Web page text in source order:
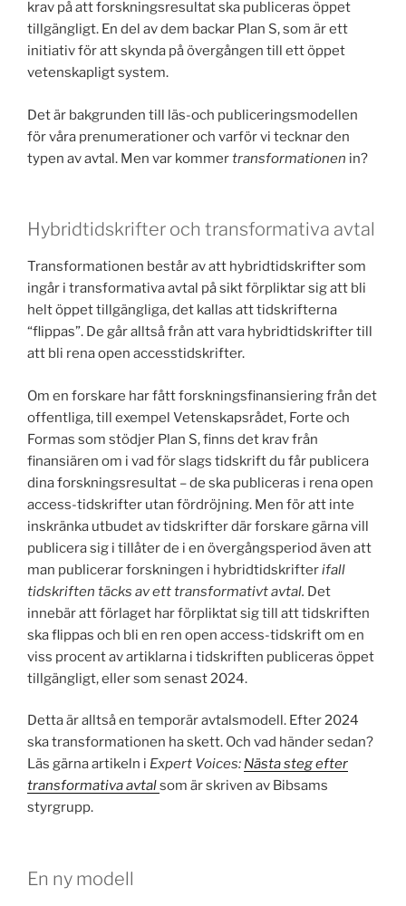
krav på att forskningsresultat ska publiceras öppet
tillgängligt. En del av dem backar Plan S, som är ett
initiativ för att skynda på övergången till ett öppet
vetenskapligt system.
Det är bakgrunden till läs-och publiceringsmodellen
för våra prenumerationer och varför vi tecknar den
typen av avtal. Men var kommertransformationen in?
Hybridtidskrifter och transformativa avtal
Transformationen består av att hybridtidskrifter som
ingår i transformativa avtal på sikt förpliktar sig att bli
helt öppet tillgängliga, det kallas att tidskrifterna
“flippas”. De går alltså från att vara hybridtidskrifter till
att bli rena open accesstidskrifter.
Om en forskare har fått forskningsfinansiering från det
offentliga, till exempel Vetenskapsrådet, Forte och
Formas som stödjer Plan S, finns det krav från
finansiären om i vad för slags tidskrift du får publicera
dina forskningsresultat – de ska publiceras i rena open
access-tidskrifter utan fördröjning. Men för att inte
inskränka utbudet av tidskrifter där forskare gärna vill
publicera sig i tillåter de i en övergångsperiod även att
man publicerar forskningen i hybridtidskrifterifall
tidskriften täcks av ett transformativt avtal. Det
innebär att förlaget har förpliktat sig till att tidskriften
ska flippas och bli en ren open access-tidskrift om en
viss procent av artiklarna i tidskriften publiceras öppet
tillgängligt, eller som senast 2024.
Detta är alltså en temporär avtalsmodell. Efter 2024
ska transformationen ha skett. Och vad händer sedan?
Läs gärna artikeln i Expert Voices: Nästa steg efter
trans­for­ma­ti­va avtalsom är skriven av Bibsams
styrgrupp.
En ny modell